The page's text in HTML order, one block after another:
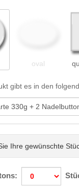
oval
gibt es in den
Ihre gewünschte